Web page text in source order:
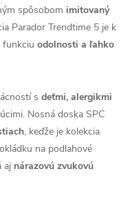
spôsobom imitovaný
Parador Trendtime 5 je k
funkciu odolnosti a ľahko
s deťmi, alergikmi
Nosná doska SPC
, keďže je kolekcia
na podlahové
aj nárazovú zvukovú